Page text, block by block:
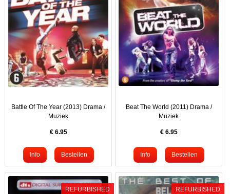
Battle Of The Year (2013) Drama /
Muziek
€ 6.95
Beat The World (2011) Drama /
Muziek
€ 6.95
REFURBISHED REFURBISHED